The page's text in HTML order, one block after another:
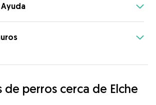
de perros cerca de Elche